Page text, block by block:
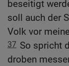
beseitigt
soll auch der
Volk vor
37 So spricht
droben